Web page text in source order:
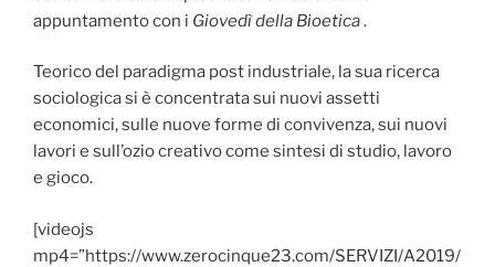
appuntamento con i Giovedì della Bioetica.
Teorico del paradigma post industriale, la sua ricerca
sociologica si è concentrata sui nuovi assetti
economici, sulle nuove forme di convivenza, sui nuovi
lavori e sull’ozio creativo come sintesi di studio, lavoro
e gioco.
[videojs
mp4=”https://www.zerocinque23.com/SERVIZI/A2019/